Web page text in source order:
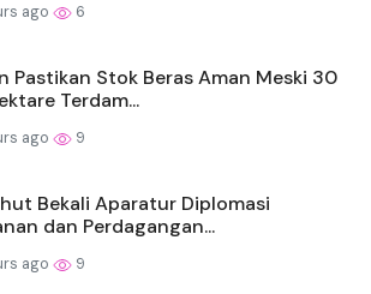
ago 6
Pastikan Stok Beras Aman Meski 30
Terdam...
ago 9
Bekali Aparatur Diplomasi
dan Perdagangan...
ago 9